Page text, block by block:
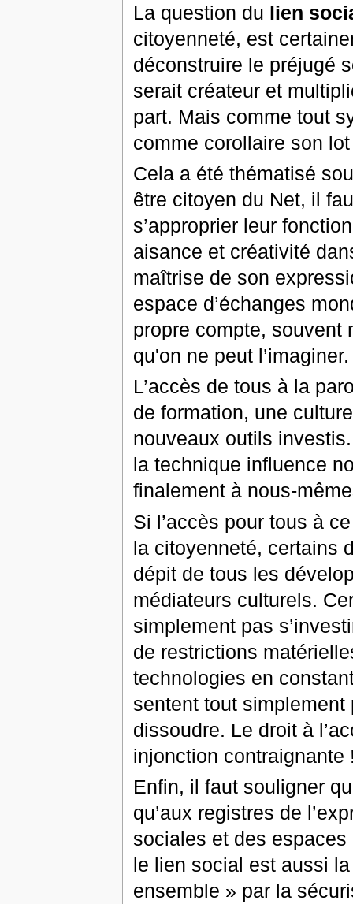
La question du lien
citoyenneté, est
déconstruire le préjugé
serait créateur et
part. Mais comme tout
comme corollaire son lot
Cela a été thématisé
être citoyen du Net, il
s’approprier leur
aisance et créativité
maîtrise de son
espace d’échanges
propre compte, souvent
qu'on ne peut l’imaginer.
L’accès de tous à la
de formation, une
nouveaux outils
la technique influence
finalement à nous-
Si l’accès pour tous à
la citoyenneté, certains
dépit de tous les
médiateurs culturels.
simplement pas
de restrictions
technologies en
sentent tout simplement
dissoudre. Le droit à
injonction contraignante
Enfin, il faut souligner
qu’aux registres de
sociales et des
le lien social est aussi
ensemble » par la